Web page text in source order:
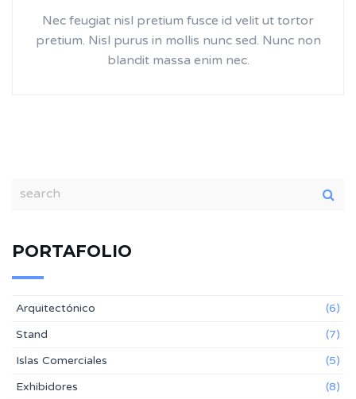
Nec feugiat nisl pretium fusce id velit ut tortor
pretium. Nisl purus in mollis nunc sed. Nunc non
blandit massa enim nec.
PORTAFOLIO
Arquitectónico
(6)
Stand
(7)
Islas Comerciales
(5)
Exhibidores
(8)